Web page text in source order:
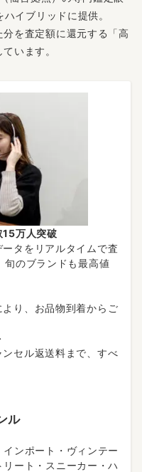
イブリッドに提供。
を査定額に還元する「高
います。
15万人突破
タをリアルタイムで査
旬のブランドも最高値
り、お品物到着からご
セル返送料まで、すべ
ル
ンポート・ヴィンテー
ート・スニーカー・ハ